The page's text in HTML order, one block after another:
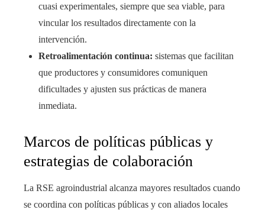
cuasi experimentales, siempre que sea viable, para
vincular los resultados directamente con la
intervención.
Retroalimentación continua: sistemas que facilitan
que productores y consumidores comuniquen
dificultades y ajusten sus prácticas de manera
inmediata.
Marcos de políticas públicas y
estrategias de colaboración
La RSE agroindustrial alcanza mayores resultados cuando
se coordina con políticas públicas y con aliados locales